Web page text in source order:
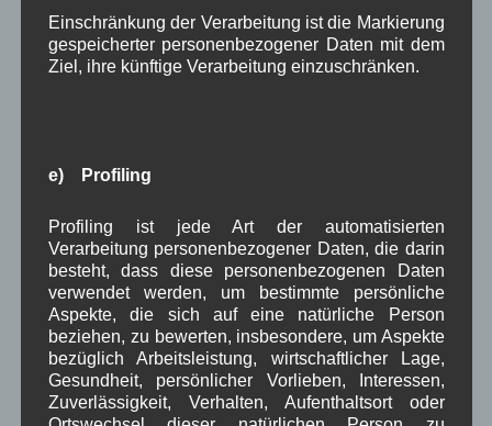
Dezember 2024(7)
November 2024(14)
Oktober 2024(10)
Mai 2024(4)
März 2024(4)
Februar 2024(4)
Januar 2024 (5)
Dezember 2023
(8)
November 2023(5)
Oktober 2023 (8)
September 2023 (8)
August 2023(4)
Juli 2023(8)
Einschränkung der Verarbeitung ist die Markierung
gespeicherter personenbezogener Daten mit dem
Ziel, ihre künftige Verarbeitung einzuschränken.
e) Profiling
Profiling ist jede Art der automatisierten
Verarbeitung personenbezogener Daten, die darin
besteht, dass diese personenbezogenen Daten
verwendet werden, um bestimmte persönliche
Aspekte, die sich auf eine natürliche Person
beziehen, zu bewerten, insbesondere, um Aspekte
bezüglich Arbeitsleistung, wirtschaftlicher Lage,
Gesundheit, persönlicher Vorlieben, Interessen,
Zuverlässigkeit, Verhalten, Aufenthaltsort oder